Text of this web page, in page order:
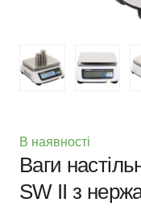
В наявності
Ваги
SW II з